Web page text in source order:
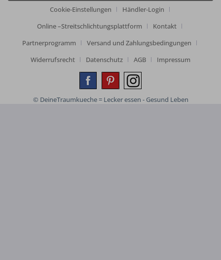
Cookie-Einstellungen
Händler-Login
Online –Streitschlichtungsplattform
Kontakt
Partnerprogramm
Versand und Zahlungsbedingungen
Widerrufsrecht
Datenschutz AGB Impressum
© DeineTraumkueche = Lecker essen - Gesund Leben